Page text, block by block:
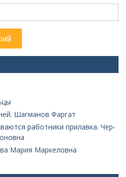
Шагманов Фаргат
работники прилавка. Чер­
Мария Маркеловна